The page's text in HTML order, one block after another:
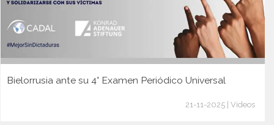
Bielorrusia ante su 4° Examen Periódico Universal
21-11-2025 | Videos